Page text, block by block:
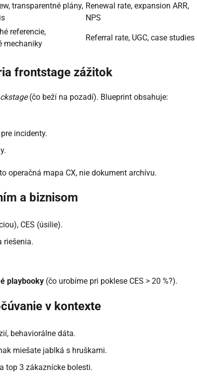
transparentné plány, Renewal rate, expansion ARR,
NPS
referencie,
mechaniky
Referral rate, UGC, case studies
frontstage zážitok
(čo beží na pozadí). Blueprint obsahuje:
incidenty.
operačná mapa CX, nie dokument archívu.
a biznisom
CES (úsilie).
riešenia.
playbooky (čo urobíme pri poklese CES > 20 %?).
v kontexte
behaviorálne dáta.
miešate jablká s hruškami.
top 3 zákaznícke bolesti.